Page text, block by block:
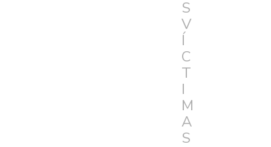
S
V
Í
C
T
I
M
A
S